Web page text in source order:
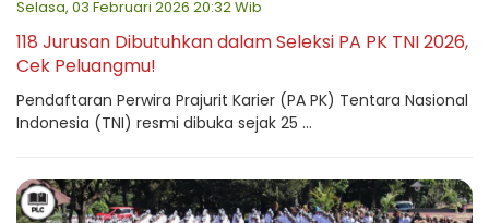
Selasa, 03 Februari 2026 20:32 Wib
118 Jurusan Dibutuhkan dalam Seleksi PA PK TNI 2026,
Cek Peluangmu!
Pendaftaran Perwira Prajurit Karier (PA PK) Tentara Nasional
Indonesia (TNI) resmi dibuka sejak 25 ...